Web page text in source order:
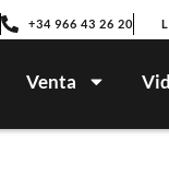
+34 966 43 26 20
Venta